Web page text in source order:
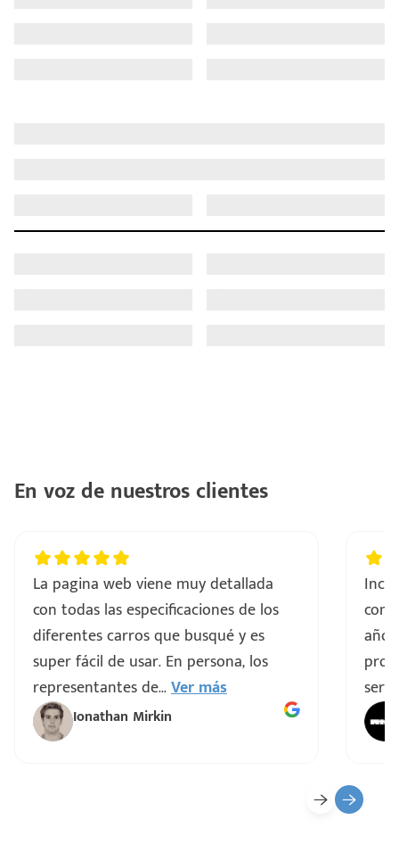
En voz de nuestros clientes
La pagina web viene muy detallada
con todas las especificaciones de los
diferentes carros que busqué y es
super fácil de usar. En persona, los
representantes de...Ver más
Ionathan Mirkin